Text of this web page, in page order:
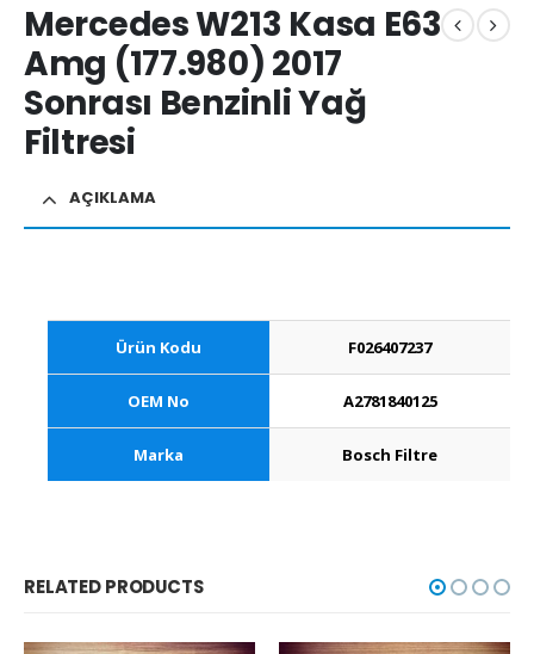
Mercedes W213 Kasa E63
Amg (177.980) 2017
Sonrası Benzinli Yağ
Filtresi
AÇIKLAMA
Ürün Kodu F026407237
OEM No A2781840125
Marka Bosch Filtre
RELATED PRODUCTS